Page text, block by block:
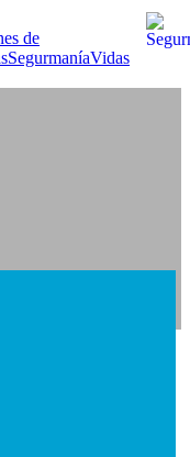
de
SegurmaníaVidas